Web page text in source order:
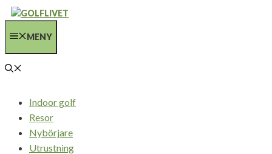
Hoppa
innehållMENY
Indoor golf
Resor
Nybörjare
Utrustning